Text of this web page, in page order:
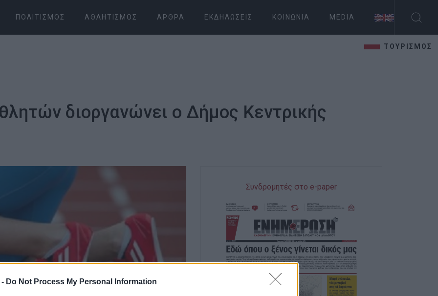
Do Not Process My Personal Information
ΠΟΛΙΤΙΣΜΌΣ ΑΘΛΗΤΙΣΜΌΣ ΆΡΘΡΑ ΕΚΔΗΛΏΣΕΙΣ ΚΟΙΝΩΝΊΑ MEDIA
ΤΟΥΡΙΣΜΟΣ
διοργανώνει ο Δήμος Κεντρικής
Συνδρομητές στο e-paper